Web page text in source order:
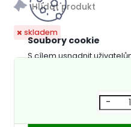
S cílem usnadnit
stránky využíváme
souhlasíte s ukládáním
zařízení. Nastavení
skladem
-